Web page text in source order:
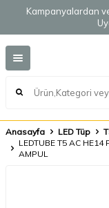
Kampanyalardan
Anasayfa LED Tüp
LEDTUBE T5 AC
AMPUL